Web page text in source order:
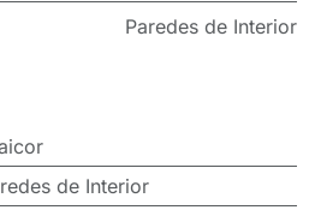
Paredes de Interior
de Interior